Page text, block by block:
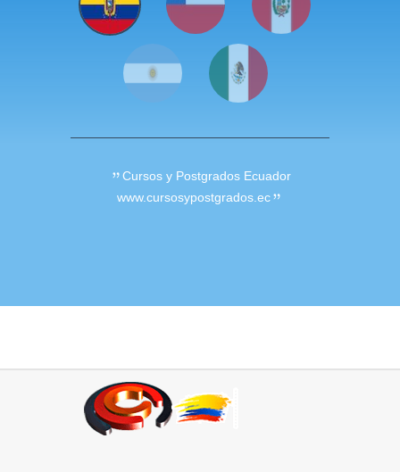
Cursos y Postgrados Ecuador
www.cursosypostgrados.ec